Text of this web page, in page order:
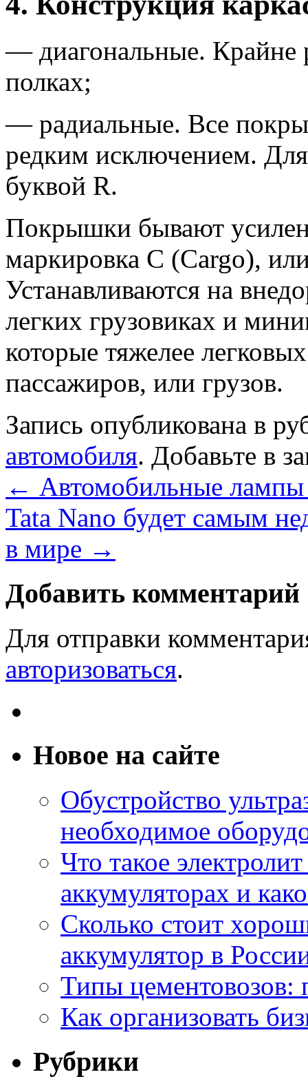
— диагональные. Крайне
полках;
— радиальные. Все
редким исключением.
буквой R.
Покрышки бывают
маркировка C (Cargo),
Устанавливаются на
легких грузовиках и
которые тяжелее
пассажиров, или грузов.
Запись опубликована в
автомобиля. Добавьте в
← Автомобильные лампы
Tata Nano будет самым
в мире →
Добавить комментарий
Для отправки
авторизоваться.
Новое на сайте
Обустройство
необходимое
Что такое
аккумуляторах и
Сколько стоит
аккумулятор в
Типы цементовозов:
Как организовать
Рубрики